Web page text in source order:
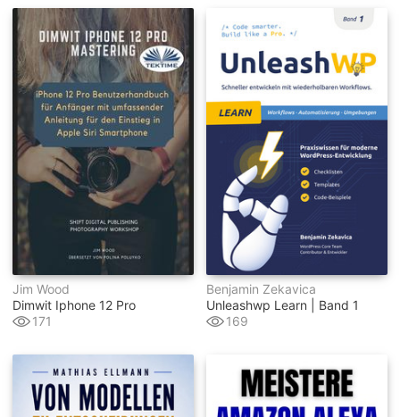
Jim Wood
Dimwit Iphone 12 Pro
171
Benjamin Zekavica
Unleashwp Learn | Band 1
169